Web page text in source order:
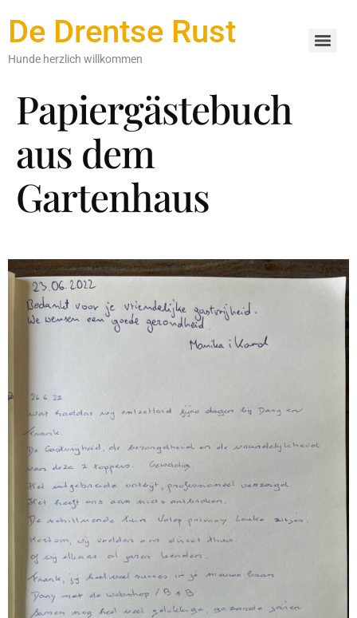
De Drentse Rust
Hunde herzlich willkommen
Papiergästebuch
aus dem
Gartenhaus